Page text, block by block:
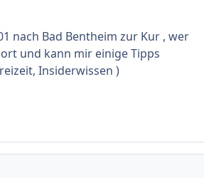
nach Bad Bentheim zur Kur , wer
und kann mir einige Tipps
Insiderwissen )